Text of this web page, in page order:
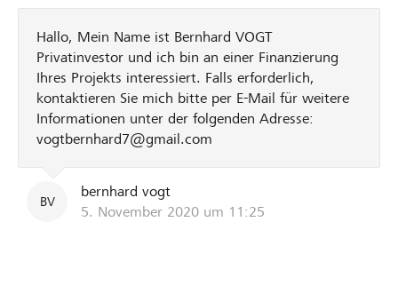
Hallo, Mein Name ist Bernhard VOGT
Privatinvestor und ich bin an einer Finanzierung
Ihres Projekts interessiert. Falls erforderlich,
kontaktieren Sie mich bitte per E-Mail für weitere
Informationen unter der folgenden Adresse:
vogtbernhard7@gmail.com
BV
bernhard vogt
5. November 2020 um 11:25